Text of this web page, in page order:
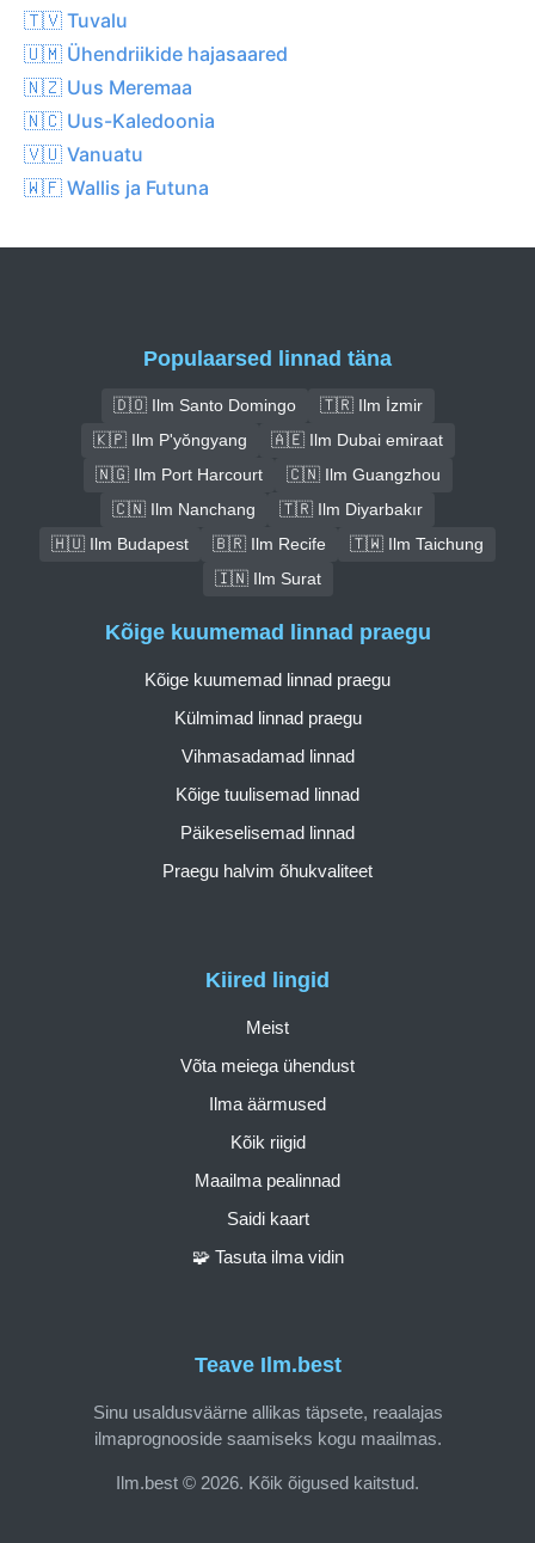
🇹🇻 Tuvalu
🇺🇲 Ühendriikide hajasaared
🇳🇿 Uus Meremaa
🇳🇨 Uus-Kaledoonia
🇻🇺 Vanuatu
🇼🇫 Wallis ja Futuna
Populaarsed linnad täna
🇩🇴 Ilm Santo Domingo
🇹🇷 Ilm İzmir
🇰🇵 Ilm P'yŏngyang
🇦🇪 Ilm Dubai emiraat
🇳🇬 Ilm Port Harcourt
🇨🇳 Ilm Guangzhou
🇨🇳 Ilm Nanchang
🇹🇷 Ilm Diyarbakır
🇭🇺 Ilm Budapest
🇧🇷 Ilm Recife
🇹🇼 Ilm Taichung
🇮🇳 Ilm Surat
Teave Ilm.best
Sinu usaldusväärne allikas täpsete, reaalajas
ilmaprognooside saamiseks kogu maailmas.
Ilm.best © 2026. Kõik õigused kaitstud.
Kiired lingid
Meist
Võta meiega ühendust
Ilma äärmused
Kõik riigid
Maailma pealinnad
Saidi kaart
🧩 Tasuta ilma vidin
Kõige kuumemad linnad praegu
Kõige kuumemad linnad praegu
Külmimad linnad praegu
Vihmasadamad linnad
Kõige tuulisemad linnad
Päikeselisemad linnad
Praegu halvim õhukvaliteet